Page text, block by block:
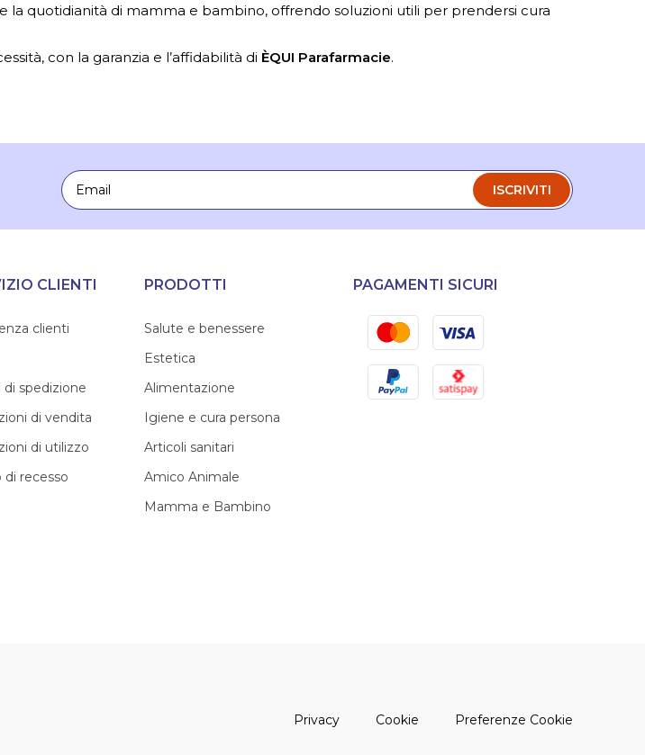
quotidianità di mamma e bambino, offrendo soluzioni utili per prendersi cura
con la garanzia e l’affidabilità di ÈQUI Parafarmacie.
Email
ISCRIVITI
CLIENTI
clienti
di spedizione
di vendita
di utilizzo
di recesso
PRODOTTI
Salute e benessere
Estetica
Alimentazione
Igiene e cura persona
Articoli sanitari
Amico Animale
Mamma e Bambino
PAGAMENTI SICURI
MastercardVisa
PayPal Satispay
Privacy(apre una nuova finestra)
Cookie (apre una nuova finestra)
Preferenze Cookie